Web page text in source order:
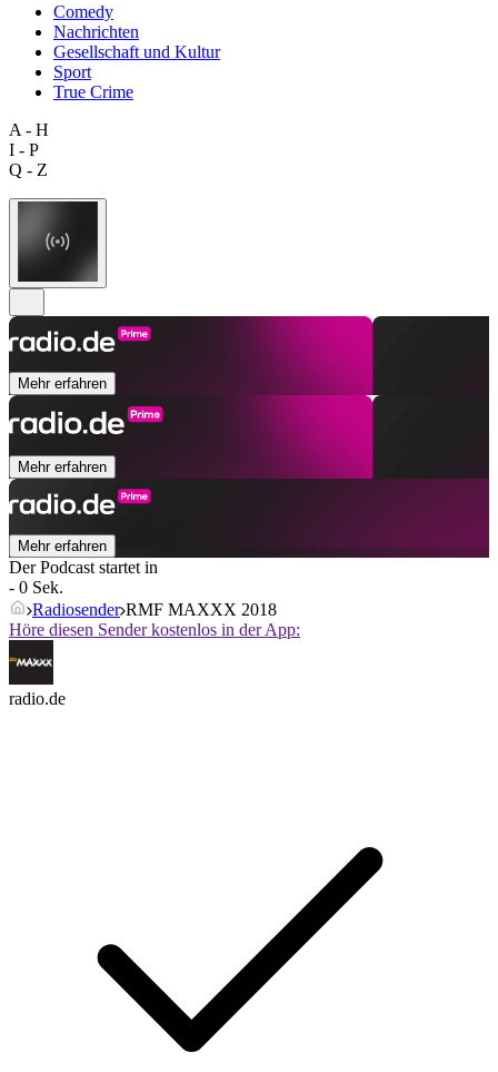
Comedy
Nachrichten
Gesellschaft und Kultur
Sport
True Crime
A - H
I - P
Q - Z
Mehr erfahren
Mehr erfahren
Mehr erfahren
Der Podcast startet in
- 0 Sek.
Radiosender RMF MAXXX 2018
Höre diesen Sender kostenlos in der App:
radio.de